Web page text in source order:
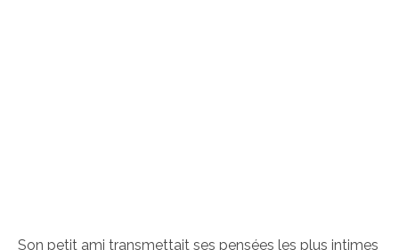
Son petit ami transmettait ses pensées les plus intimes